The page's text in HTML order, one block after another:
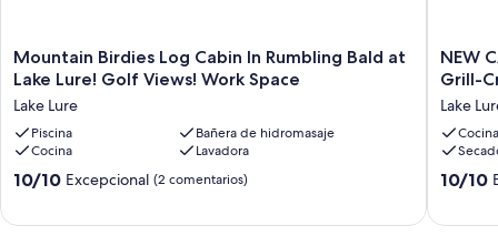
Mountain
Birdies
Cabin
In
Rumbling
Bald
Mountain Birdies Log Cabin In Rumbling Bald at
Lake Lure! Golf Views! Work Space
Lake Lure
Piscina
Bañera de hidromasaje
Cocina
Lavadora
10.0
10/10 Excepcional (2 comentarios)
NEW
CABIN!
Private
Lake
&
Beach-
NEW
Grill-
Lake
Cocina
10.0
10/10